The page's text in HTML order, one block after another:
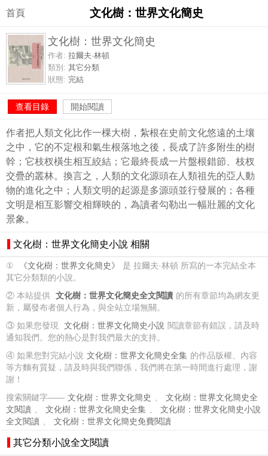
首頁 文化樹：世界文化簡史
文化樹：世界文化簡史
作者: 拉爾夫·林頓
類別: 其它分類
狀態: 完結
查看目錄 開始閱讀
作者把人類文化比作一棵大樹，紮根在史前文化悠遠的土壤
之中，它的不定根和氣生根落地之後，長成了許多附生的樹
幹；它枝杈橫生相互絞結；它最終長成一片盤根錯節、枝杈
交疊的叢林。換言之，人類的文化源頭在人類祖先的亞人動
物的進化之中；人類文明的起源是多源頭並行發展的；各種
文明是相互影響交相輝映的，為讀者勾勒出一幅壯麗的文化
景象。
文化樹：世界文化簡史小說 相關
① 《文化樹：世界文化簡史》
是 拉爾夫·林頓 所寫的一本完結全本
其它分類類的小說。
② 本站提供 文化樹：世界文化簡史全文閱讀 的所有章節均為網友更
新，屬發布者個人行為，與全站立場無關。
③ 如果您發現 文化樹：世界文化簡史小說 閱讀章節有錯誤，請及時
通知我們。您的熱心是對我們最大的支持。
④ 如果您對完結小說 文化樹：世界文化簡史全集 的作品版權、內容
等方麵有質疑，請及時與我們聯係，我們將在第一時間進行處理，謝
謝！
搜索關鍵字—— 文化樹：世界文化簡史 、
文化樹：世界文化簡史全
文閱讀 、 文化樹：世界文化簡史全集 、
文化樹：世界文化簡史小說
全文閱讀 、 文化樹：世界文化簡史免費閱讀
其它分類小說全文閱讀